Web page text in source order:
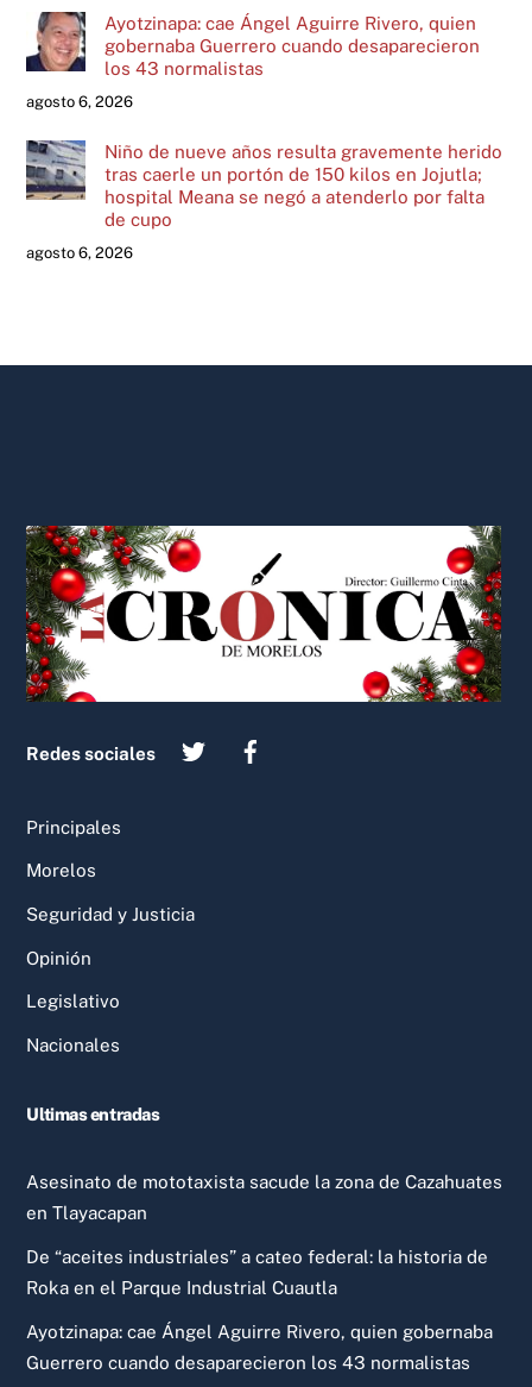
Ayotzinapa: cae Ángel Aguirre Rivero, quien
gobernaba Guerrero cuando desaparecieron
los 43 normalistas
agosto 6, 2026
Niño de nueve años resulta gravemente herido
tras caerle un portón de 150 kilos en Jojutla;
hospital Meana se negó a atenderlo por falta
de cupo
agosto 6, 2026
To
Top
Redes sociales
Principales
Morelos
Seguridad y Justicia
Opinión
Legislativo
Nacionales
Ultimas entradas
Asesinato de mototaxista sacude la zona de Cazahuates
en Tlayacapan
De “aceites industriales” a cateo federal: la historia de
Roka en el Parque Industrial Cuautla
Ayotzinapa: cae Ángel Aguirre Rivero, quien gobernaba
Guerrero cuando desaparecieron los 43 normalistas